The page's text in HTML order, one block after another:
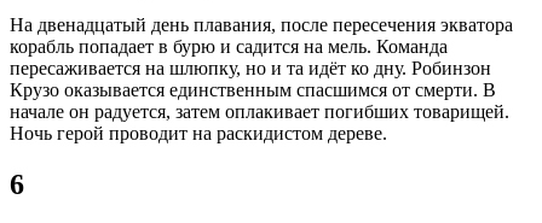
На двенадцатый день плавания, после пересечения экватора
корабль попадает в бурю и садится на мель. Команда
пересаживается на шлюпку, но и та идёт ко дну. Робинзон
Крузо оказывается единственным спасшимся от смерти. В
начале он радуется, затем оплакивает погибших товарищей.
Ночь герой проводит на раскидистом дереве.
6